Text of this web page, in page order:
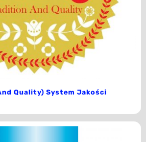
Quality) System Jakości